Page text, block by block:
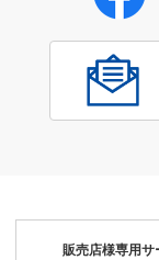
販売店様専用サ